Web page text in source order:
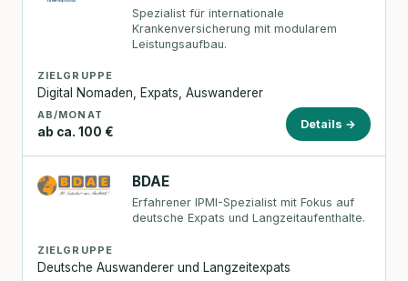
Spezialist für internationale
Krankenversicherung mit modularem
Leistungsaufbau.
ZIELGRUPPE
Digital Nomaden, Expats, Auswanderer
AB/MONAT
ab ca. 100 €
Details →
BDAE
Erfahrener IPMI-Spezialist mit Fokus auf
deutsche Expats und Langzeitaufenthalte.
ZIELGRUPPE
Deutsche Auswanderer und Langzeitexpats